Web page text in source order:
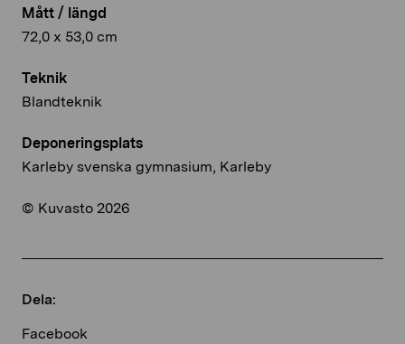
Mått / längd
72,0 x 53,0 cm
Teknik
Blandteknik
Deponeringsplats
Karleby svenska gymnasium, Karleby
© Kuvasto 2026
Dela:
Facebook